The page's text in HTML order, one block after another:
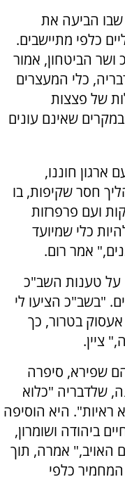
שבו הביעה את
כלפי מתיישבים.
הביטחון, אמור
כלי המעצרים
של פצצות
שאינם עונים
ארגון חוננו,
חסר שקיפות, בו
ועם פרפרזות
כלי שמיועד
אמר רום.
על טענות השב"כ
"בשב"כ הציעו לי
בטרור, כך
ציין.
שפירא, סיפרה
שלדבריה "כלוא
ראיות". היא הוסיפה
ביהודה ושומרון,
האויב," אמרה, תוך
כלפי